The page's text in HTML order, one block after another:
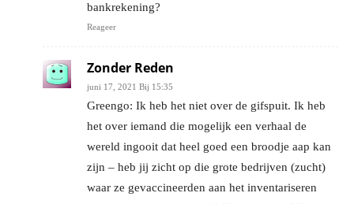
bankrekening?
Reageer
Zonder Reden
juni 17, 2021 Bij 15:35
Greengo: Ik heb het niet over de gifspuit. Ik heb
het over iemand die mogelijk een verhaal de
wereld ingooit dat heel goed een broodje aap kan
zijn – heb jij zicht op die grote bedrijven (zucht)
waar ze gevaccineerden aan het inventariseren